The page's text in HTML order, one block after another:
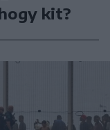
kit?